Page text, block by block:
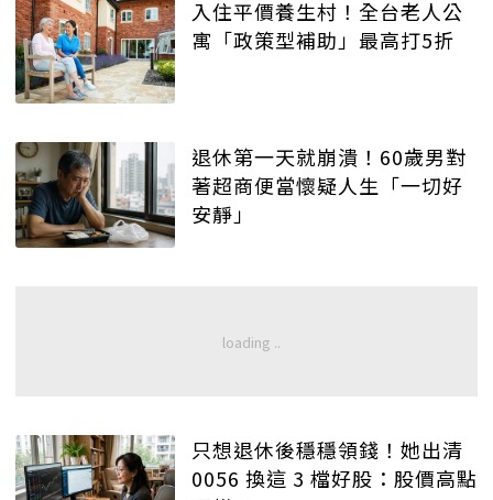
入住平價養生村！全台老人公
寓「政策型補助」最高打5折
退休第一天就崩潰！60歲男對
著超商便當懷疑人生「一切好
安靜」
只想退休後穩穩領錢！她出清
0056 換這 3 檔好股：股價高點